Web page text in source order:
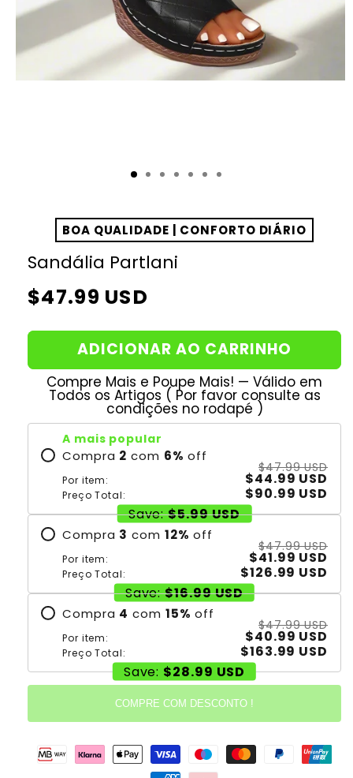
BOA QUALIDADE | CONFORTO DIÁRIO
Sandália Partlani
Preço
$47.99 USD
ADICIONAR AO CARRINHO
Compre Mais e Poupe Mais! — Válido em
Todos os Artigos ( Por favor consulte as
condições no rodapé )
A mais popular
Compra 2 com 6% off
Por item:
$47.99 USD
$44.99 USD
Preço Total:
$90.99 USD
Save: $5.99 USD
Compra 3 com 12% off
Por item:
$47.99 USD
$41.99 USD
Preço Total:
$126.99 USD
Save: $16.99 USD
Compra 4 com 15% off
Por item:
$47.99 USD
$40.99 USD
Preço Total:
$163.99 USD
Save: $28.99 USD
COMPRE COM DESCONTO !